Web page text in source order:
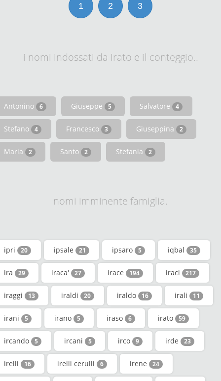
1 2 3
i nomi indossati da Irato e il conteggio..
Antonino 6 Giuseppe 5 Salvatore 4
Stefano 4 Francesco 3 Giuseppina 2
Maria 2 Santo 2 Stefania 2
nomi imminente famiglia.
ipri 20 ipsale 21 ipsaro 5 iqbal 35
ira 29 iraca' 27 irace 194 iraci 217
iraggi 13 iraldi 20 iraldo 16 irali 11
irani 5 irano 5 iraso 6 irato 59
ircando 5 ircani 5 irco 9 irde 23
irelli 16 irelli cerulli 6 irene 24